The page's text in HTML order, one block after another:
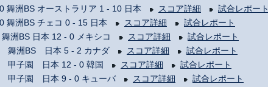
舞洲BS オーストラリア 1 - 10 日本
スコア詳細
試合レポート
舞洲BS チェコ 0 - 15 日本
スコア詳細
試合レポート
洲BS 日本 12 - 0 メキシコ
スコア詳細
試合レポート
舞洲BS 日本 5 - 2 カナダ
スコア詳細
試合レポート
甲子園 日本 12 - 0 韓国
スコア詳細
試合レポート
甲子園 日本 9 - 0 キューバ
スコア詳細
試合レポート